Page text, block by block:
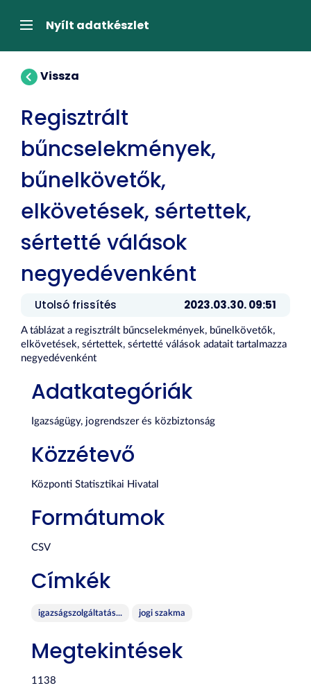
átugrásaNavigációNyílt adatkészlet
Vissza
Regisztrált
bűncselekmények,
bűnelkövetők,
elkövetések, sértettek,
sértetté válások
negyedévenként
Utolsó frissítés 2023.03.30. 09:51
A táblázat a regisztrált bűncselekmények, bűnelkövetők,
elkövetések, sértettek, sértetté válások adatait tartalmazza
negyedévenként
Adatkategóriák
Igazságügy, jogrendszer és közbiztonság
Közzétevő
Központi Statisztikai Hivatal
Formátumok
CSV
Címkék
igazságszolgáltatás... jogi szakma
Megtekintések
1138